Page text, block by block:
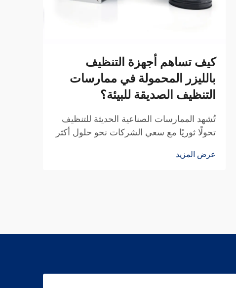
كيف تساهم أجهزة التنظيف
بالليزر المحمولة في ممارسات
التنظيف الصديقة للبيئة؟
تُشهد الممارسات الصناعية الحديثة للتنظيف
تحولًا ثوريًا مع سعي الشركات نحو حلول أكثر
التنظيف التقليدية على مواد كيميائية قاسية،
عرض المزيد